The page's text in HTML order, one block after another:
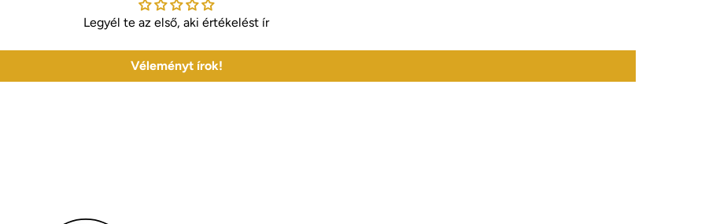
Legyél te az első, aki értékelést ír
Véleményt írok!